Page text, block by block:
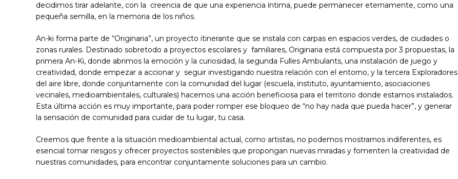
decidimos tirar adelante, con la creencia de que una experiencia íntima, puede permanecer eternamente, como una
pequeña semilla, en la memoria de los niños.
An-ki forma parte de “Originaria”, un proyecto itinerante que se instala con carpas en espacios verdes, de ciudades o
zonas rurales. Destinado sobretodo a proyectos escolares y familiares, Originaria está compuesta por 3 propuestas, la
primera An-Ki, donde abrimos la emoción y la curiosidad, la segunda Fulles Ambulants, una instalación de juego y
creatividad, donde empezar a accionar y seguir investigando nuestra relación con el entorno, y la tercera Exploradores
del aire libre, donde conjuntamente con la comunidad del lugar (escuela, instituto, ayuntamiento, asociaciones
vecinales, medioambientales, culturales) hacemos una acción beneficiosa para el territorio donde estamos instalados.
Esta última acción es muy importante, para poder romper ese bloqueo de “no hay nada que pueda hacer”, y generar
la sensación de comunidad para cuidar de tu lugar, tu casa.
Creemos que frente a la situación medioambiental actual, como artistas, no podemos mostrarnos indiferentes, es
esencial tomar riesgos y ofrecer proyectos sostenibles que propongan nuevas miradas y fomenten la creatividad de
nuestras comunidades, para encontrar conjuntamente soluciones para un cambio.